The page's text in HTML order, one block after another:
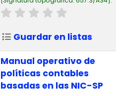
Guardar en listas
Manual operativo de
políticas contables
basadas en las NIC-SP